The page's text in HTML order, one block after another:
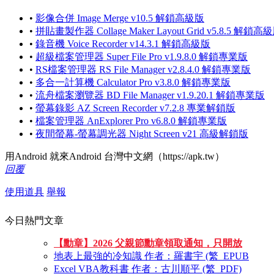
• 影像合併 Image Merge v10.5 解鎖高級版
• 拼貼畫製作器 Collage Maker Layout Grid v5.8.5 解鎖高
• 錄音機 Voice Recorder v14.3.1 解鎖高級版
• 超級檔案管理器 Super File Pro v1.9.8.0 解鎖專業版
• RS檔案管理器 RS File Manager v2.8.4.0 解鎖專業版
• 多合一計算機 Calculator Pro v3.8.0 解鎖專業版
• 流舟檔案瀏覽器 BD File Manager v1.9.20.1 解鎖專業版
• 螢幕錄影 AZ Screen Recorder v7.2.8 專業解鎖版
• 檔案管理器 AnExplorer Pro v6.8.0 解鎖專業版
• 夜間螢幕-螢幕調光器 Night Screen v21 高級解鎖版
用Android 就來Android 台灣中文網（https://apk.tw）
回覆
使用道具 舉報
今日熱門文章
【勳章】2026 父親節勳章領取通知，只開放
地表上最強的冷知識 作者：羅書宇 (繁_EPUB
Excel VBA教科書 作者：古川順平 (繁_PDF)